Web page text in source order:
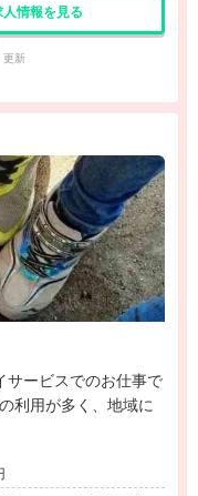
人情報を見る
更新
利用が多く、地域に